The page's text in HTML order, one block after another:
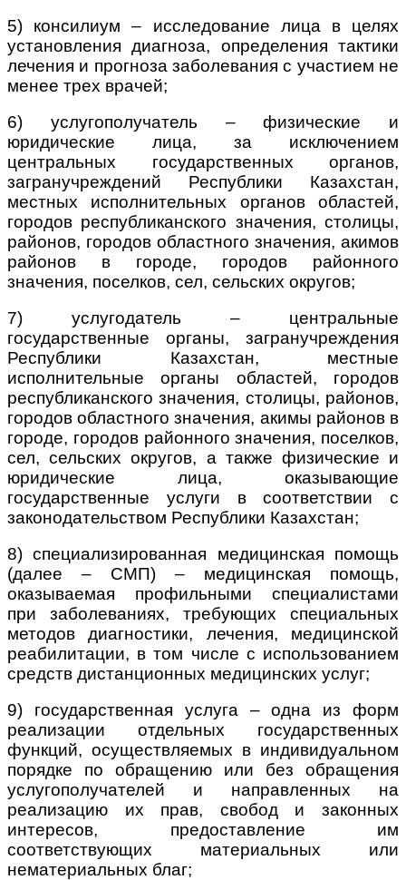
5) консилиум – исследование лица в целях
установления диагноза, определения тактики
лечения и прогноза заболевания с участием не
менее трех врачей;
6) услугополучатель – физические и
юридические лица, за исключением
центральных государственных органов,
загранучреждений Республики Казахстан,
местных исполнительных органов областей,
городов республиканского значения, столицы,
районов, городов областного значения, акимов
районов в городе, городов районного
значения, поселков, сел, сельских округов;
7) услугодатель – центральные
государственные органы, загранучреждения
Республики Казахстан, местные
исполнительные органы областей, городов
республиканского значения, столицы, районов,
городов областного значения, акимы районов в
городе, городов районного значения, поселков,
сел, сельских округов, а также физические и
юридические лица, оказывающие
государственные услуги в соответствии с
законодательством Республики Казахстан;
8) специализированная медицинская помощь
(далее – СМП) – медицинская помощь,
оказываемая профильными специалистами
при заболеваниях, требующих специальных
методов диагностики, лечения, медицинской
реабилитации, в том числе с использованием
средств дистанционных медицинских услуг;
9) государственная услуга – одна из форм
реализации отдельных государственных
функций, осуществляемых в индивидуальном
порядке по обращению или без обращения
услугополучателей и направленных на
реализацию их прав, свобод и законных
интересов, предоставление им
соответствующих материальных или
нематериальных благ;